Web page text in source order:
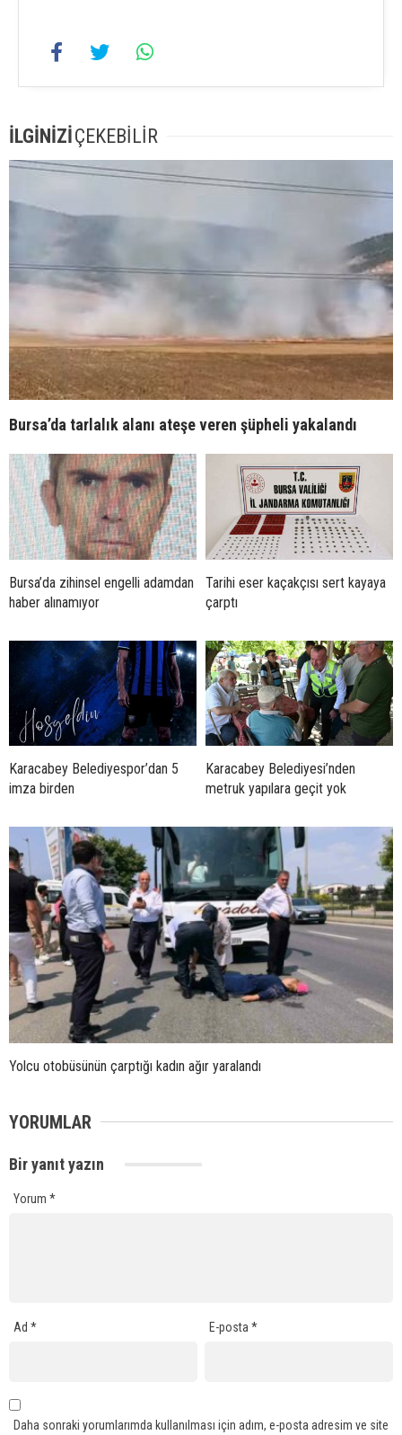
İLGİNİZİÇEKEBİLİR
Bursa’da tarlalık alanı ateşe veren şüpheli yakalandı
Bursa’da zihinsel engelli adamdan
haber alınamıyor
Tarihi eser kaçakçısı sert kayaya
çarptı
Karacabey Belediyespor’dan 5
imza birden
Karacabey Belediyesi’nden
metruk yapılara geçit yok
Yolcu otobüsünün çarptığı kadın ağır yaralandı
YORUMLAR
Bir yanıt yazın
Yorum *
Ad * E-posta*
Daha sonraki yorumlarımda kullanılması için adım, e-posta adresim ve site